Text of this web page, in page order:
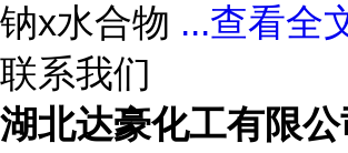
钠x水合物 ...查看全
联系我们
湖北达豪化工有限公